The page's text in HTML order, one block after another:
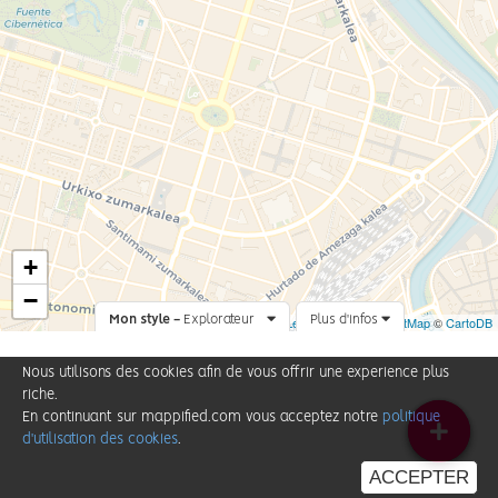
Mon style - Explorateur Plus d'infos
+
−
Leaflet|©OpenStreetMap©CartoDB
Nous utilisons des cookies afin de vous offrir une experience plus
riche.
En continuant sur mappified.com vous acceptez notre politique
d'utilisation des cookies.